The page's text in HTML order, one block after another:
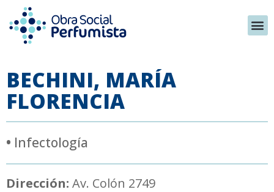
BECHINI, MARÍA
FLORENCIA
• Infectología
Dirección: Av. Colón 2749